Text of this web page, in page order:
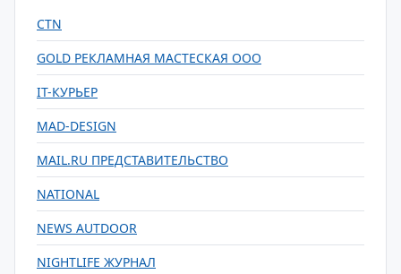
CTN
GOLD РЕКЛАМНАЯ МАСТЕСКАЯ ООО
IT-КУРЬЕР
MAD-DESIGN
MAIL.RU ПРЕДСТАВИТЕЛЬСТВО
NATIONAL
NEWS AUTDOOR
NIGHTLIFE ЖУРНАЛ